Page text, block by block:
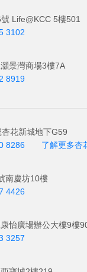
Life@KCC 5樓501
3102
景灣商場3樓7A
8919
花新城地下G59
8286
了解更多杏
南慶坊10樓
4426
怡廣場辦公大樓9樓
3257